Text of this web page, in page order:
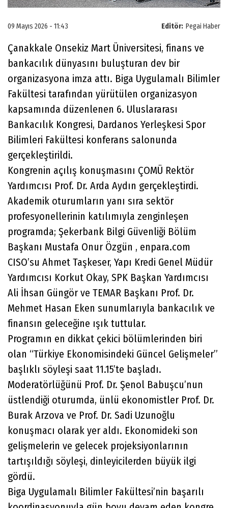
Editör: Pegai Haber
09 Mayıs 2026 - 11:43
Çanakkale Onsekiz Mart Üniversitesi, finans ve
bankacılık dünyasını buluşturan dev bir
organizasyona imza attı. Biga Uygulamalı Bilimler
Fakültesi tarafından yürütülen organizasyon
kapsamında düzenlenen 6. Uluslararası
Bankacılık Kongresi, Dardanos Yerleşkesi Spor
Bilimleri Fakültesi konferans salonunda
gerçekleştirildi.
Kongrenin açılış konuşmasını ÇOMÜ Rektör
Yardımcısı Prof. Dr. Arda Aydın gerçekleştirdi.
Akademik oturumların yanı sıra sektör
profesyonellerinin katılımıyla zenginleşen
programda; Şekerbank Bilgi Güvenliği Bölüm
Başkanı Mustafa Onur Özgün , enpara.com
CISO’su Ahmet Taşkeser, Yapı Kredi Genel Müdür
Yardımcısı Korkut Okay, SPK Başkan Yardımcısı
Ali İhsan Güngör ve TEMAR Başkanı Prof. Dr.
Mehmet Hasan Eken sunumlarıyla bankacılık ve
finansın geleceğine ışık tuttular.
Programın en dikkat çekici bölümlerinden biri
olan “Türkiye Ekonomisindeki Güncel Gelişmeler”
başlıklı söyleşi saat 11.15’te başladı.
Moderatörlüğünü Prof. Dr. Şenol Babuşcu’nun
üstlendiği oturumda, ünlü ekonomistler Prof. Dr.
Burak Arzova ve Prof. Dr. Sadi Uzunoğlu
konuşmacı olarak yer aldı. Ekonomideki son
gelişmelerin ve gelecek projeksiyonlarının
tartışıldığı söyleşi, dinleyicilerden büyük ilgi
gördü.
Biga Uygulamalı Bilimler Fakültesi’nin başarılı